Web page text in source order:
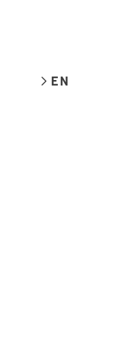
EN